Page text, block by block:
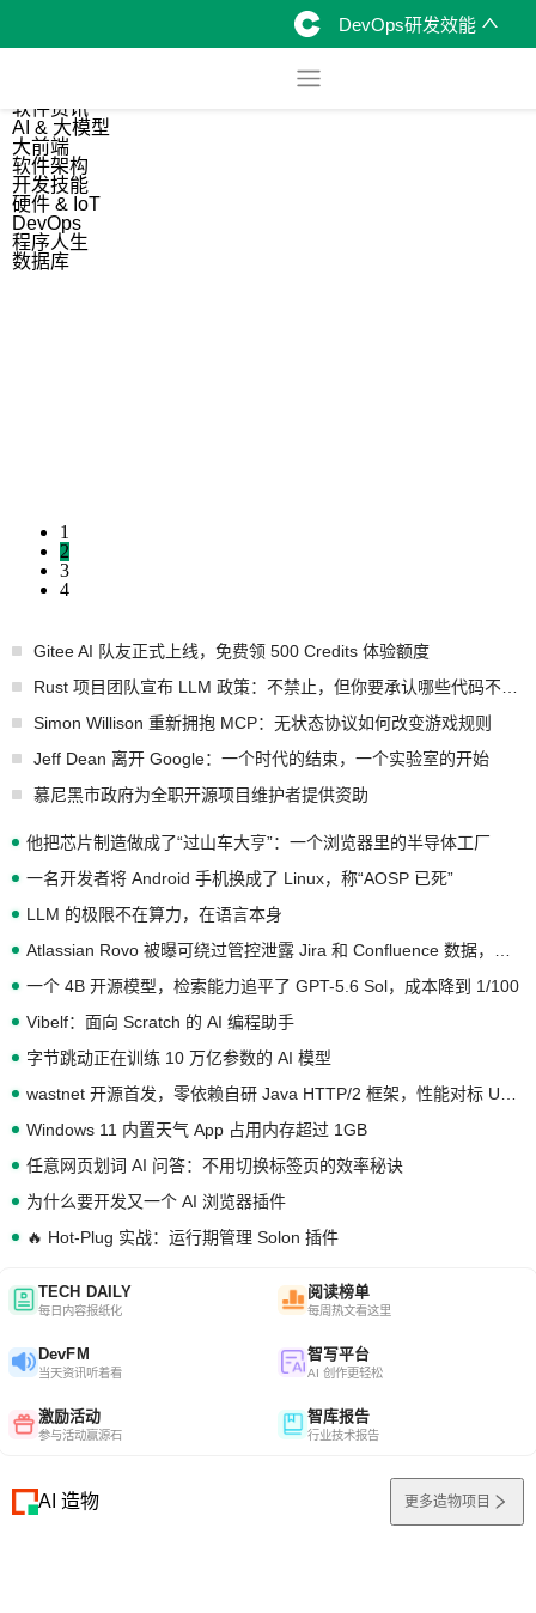
DevOps研发效能
软件资讯
AI & 大模型
大前端
软件架构
开发技能
硬件 & IoT
DevOps
程序人生
数据库
1
2
3
4
Gitee AI 队友正式上线，免费领 500 Credits 体验额度
Simon Willison 重新拥抱 MCP：无状态协议如何改变游戏规则
Jeff Dean 离开 Google：一个时代的结束，一个实验室的开始
慕尼黑市政府为全职开源项目维护者提供资助
他把芯片制造做成了“过山车大亨”：一个浏览器里的半导体工厂
一名开发者将 Android 手机换成了 Linux，称“AOSP 已死”
LLM 的极限不在算力，在语言本身
一个 4B 开源模型，检索能力追平了 GPT-5.6 Sol，成本降到 1/100
Vibelf：面向 Scratch 的 AI 编程助手
字节跳动正在训练 10 万亿参数的 AI 模型
Windows 11 内置天气 App 占用内存超过 1GB
任意网页划词 AI 问答：不用切换标签页的效率秘诀
为什么要开发又一个 AI 浏览器插件
🔥 Hot-Plug 实战：运行期管理 Solon 插件
TECH DAILY
每日内容报纸化
阅读榜单
每周热文看这里
DevFM
当天资讯听着看
智写平台
AI 创作更轻松
激励活动
参与活动赢源石
智库报告
行业技术报告
AI 造物 更多造物项目